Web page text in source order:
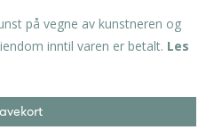
på vegne av kunstneren og
inntil varen er betalt. Les